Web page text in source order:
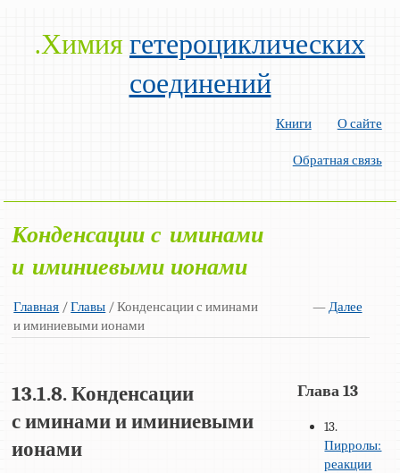
.Химиягетероциклических
соединений
Книги О сайте
Обратная связь
Конденсации с иминами
и иминиевыми ионами
Главная / —Далее
Главы / Конденсации с иминами
и иминиевыми ионами
13.1.8. Конденсации
с иминами и иминиевыми
ионами
Глава 13
13.
Пирролы:
реакции